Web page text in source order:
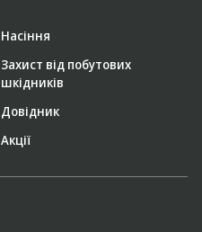
Насіння
Захист від побутових
шкідників
Довідник
Акції